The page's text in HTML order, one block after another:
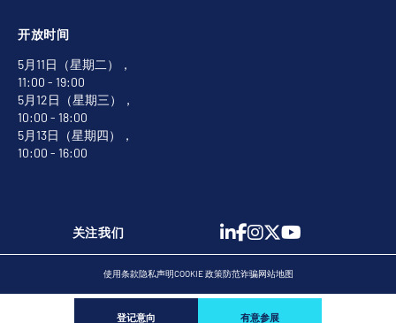
登记意向 有意参展
开放时间
5月11日（星期二），
11:00 - 19:00
5月12日（星期三），
10:00 - 18:00
5月13日（星期四），
10:00 - 16:00
关注我们
使用条款隐私声明COOKIE 政策防范诈骗网站地图